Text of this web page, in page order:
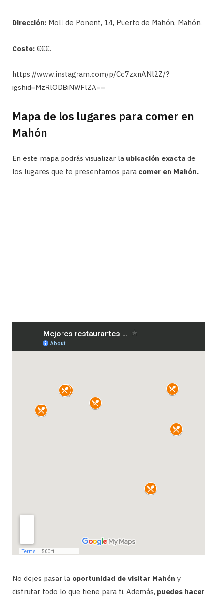
Dirección: Moll de Ponent, 14, Puerto de Mahón, Mahón.
Costo: €€€.
https://www.instagram.com/p/Co7zxnANl2Z/?
igshid=MzRlODBiNWFlZA==
Mapa de los lugares para comer en
Mahón
En este mapa podrás visualizar la ubicación exacta de
los lugares que te presentamos para comer en Mahón.
No dejes pasar la oportunidad de visitar Mahón y
disfrutar todo lo que tiene para ti. Además, puedes hacer